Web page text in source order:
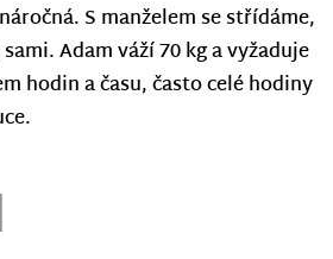
S manželem se střídáme,
Adam váží 70 kg a vyžaduje
hodin a času, často celé hodiny